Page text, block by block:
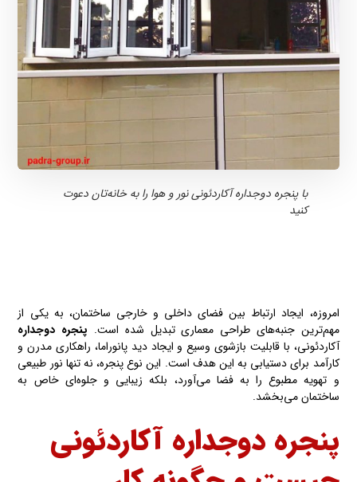
با پنجره دوجداره آکاردئونی نور و هوا را به خانه‌تان دعوت
کنید
امروزه، ایجاد ارتباط بین فضای داخلی و خارجی ساختمان، به یکی از
مهم‌ترین جنبه‌های طراحی معماری تبدیل شده‌ است. پنجره دوجداره
آکاردئونی، با قابلیت بازشوی وسیع و ایجاد دید پانوراما، راهکاری مدرن و
کارآمد برای دستیابی به این هدف است. این نوع پنجره، نه تنها نور طبیعی
و تهویه مطبوع را به فضا می‌آورد، بلکه زیبایی و جلوه‌ای خاص به
ساختمان می‌بخشد.
پنجره دوجداره آکاردئونی